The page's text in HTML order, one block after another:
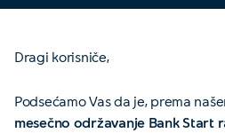
Dragi korisniče,
Podsećamo Vas da je, prema
mesečno održavanje Bank Start